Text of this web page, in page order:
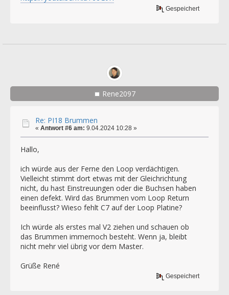
Gespeichert
Rene2097
Re: PI18 Brummen
« Antwort #6 am: 9.04.2024 10:28 »
Hallo,
ich würde aus der Ferne den Loop verdächtigen.
Vielleicht stimmt dort etwas mit der Gleichrichtung
nicht, du hast Einstreuungen oder die Buchsen haben
einen defekt. Wird das Brummen vom Loop Return
beeinflusst? Wieso fehlt C7 auf der Loop Platine?
Ich würde als erstes mal V2 ziehen und schauen ob
das Brummen immernoch besteht. Wenn ja, bleibt
nicht mehr viel übrig vor dem Master.
Grüße René
Gespeichert